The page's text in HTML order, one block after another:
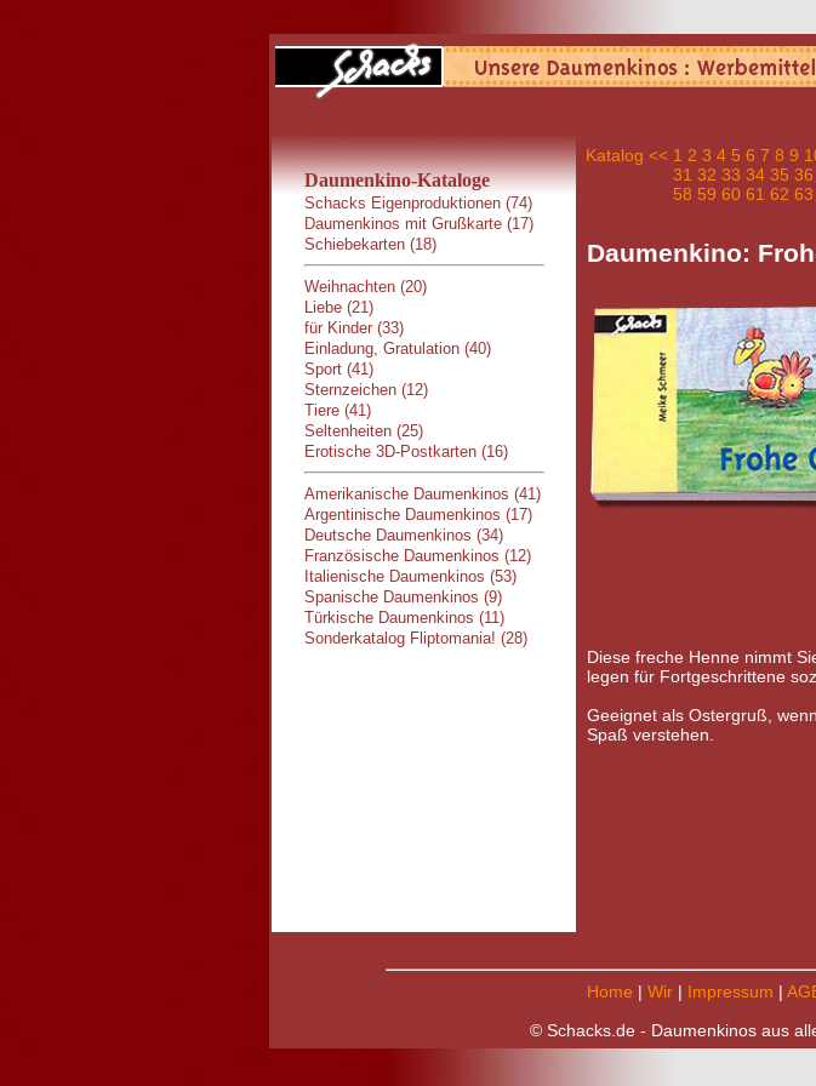
Daumenkino-Kataloge
Schacks Eigenproduktionen (74)
Daumenkinos mit Grußkarte (17)
Schiebekarten (18)
Weihnachten (20)
Liebe (21)
für Kinder (33)
Einladung, Gratulation (40)
Sport (41)
Sternzeichen (12)
Tiere (41)
Seltenheiten (25)
Erotische 3D-Postkarten (16)
Amerikanische Daumenkinos (41)
Argentinische Daumenkinos (17)
Deutsche Daumenkinos (34)
Französische Daumenkinos (12)
Italienische Daumenkinos (53)
Spanische Daumenkinos (9)
Türkische Daumenkinos (11)
Sonderkatalog Fliptomania! (28)
Katalog << 1 2 3 4 5 6 7 8 9
31 32 33 34 35 36
58 59 60 61 62 63
Daumenkino:
Diese freche Henne nimmt
legen für Fortgeschrittene
Geeignet als Ostergruß,
Spaß verstehen.
Home | Wir| Impressum |
© Schacks.de - Daumenkinos aus